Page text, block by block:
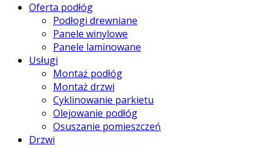
Oferta podłóg
Podłogi drewniane
Panele winylowe
Panele laminowane
Usługi
Montaż podłóg
Montaż drzwi
Cyklinowanie parkietu
Olejowanie podłóg
Osuszanie pomieszczeń
Drzwi